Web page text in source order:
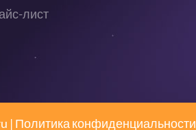
лист
| Политика конфиденциальности